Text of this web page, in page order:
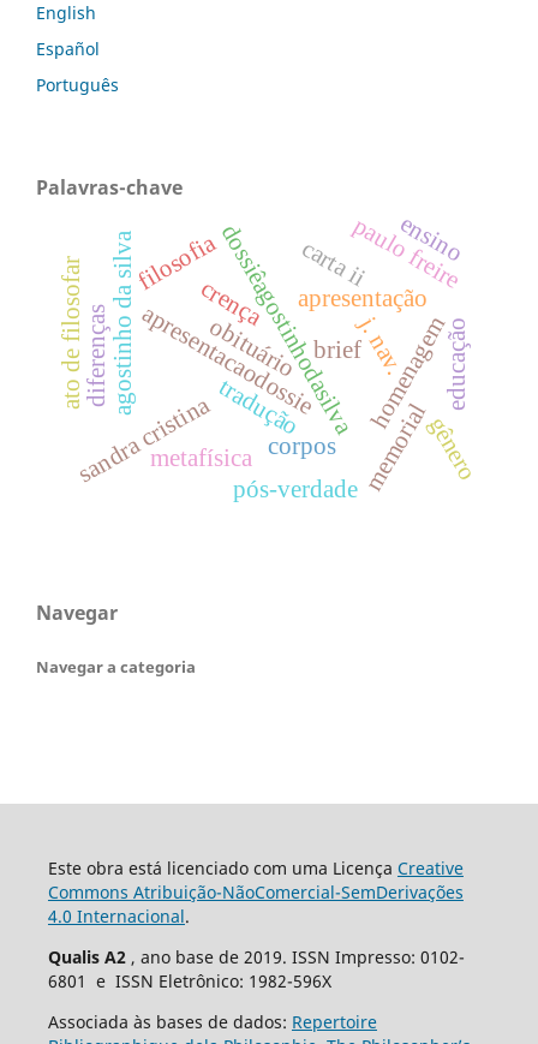
English
Español
Português
Palavras-chave
apresentação
dossiêagostinhodasilva
apresentacaodossie
tradução
briefj. nav.
agostinho da silva carta ii
sandra cristina
obituário homenagem
memorial
diferenças
corpos
filosofia
metafísica
paulo freire
ato de filosofar educação
pós-verdade
crença
gênero
ensino
Navegar
Navegar a categoria
Este obra está licenciado com uma Licença Creative
Commons Atribuição-NãoComercial-SemDerivações
4.0 Internacional.
Qualis A2 , ano base de 2019. ISSN Impresso: 0102-
6801 e ISSN Eletrônico: 1982-596X
Associada às bases de dados: Repertoire